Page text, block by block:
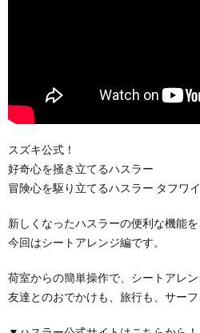
スズキ公式！
好奇心を掻き立てるハスラー
冒険心を駆り立てるハスラー タフワ
新しくなったハスラーの便利な機能を
今回はシートアレンジ編です。
荷室からの簡単操作で、シートアレン
友達とのおでかけも、旅行も、サー